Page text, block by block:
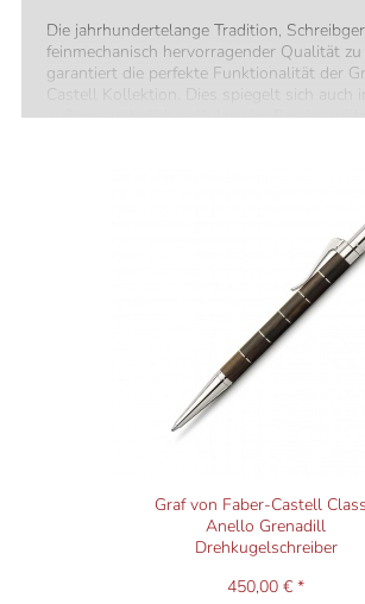
Die jahrhundertelange Tradition,
feinmechanisch hervorragender Qualität
garantiert die perfekte Funktionalität der
Castell Kollektion. Dies spiegelt sich auch in
außergewöhnlichen Kulanz im Service
Graf von Faber-Castell
Anello Grenadill
Drehkugelschreiber
450,00 € *